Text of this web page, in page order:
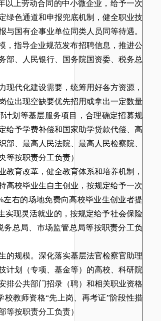
以上劳动合同的中小微企业，给予一次
绿色通道和申报兜底机制，健全职业技
国有企事业单位同类人员同等待遇。
，指导企业规范发布招聘信息，推进公
部、人民银行、国务院国资委、税务总
代化建设需要，统筹用好各方资源，
位出现空缺要优先招用或拿出一定数量
划等基层服务项目，合理确定招募规
给予学费补偿和国家助学贷款代偿、高
部、最高人民法院、最高人民检察院、
等按职责分工负责）
育改革，健全教育体系和培养机制，
高校毕业生自主创业，按规定给予一次
右的场地免费向高校毕业生创业者提
实现灵活就业的，按规定给予社会保险
务总局、市场监管总局等按职责分工负
的规模。深化落实基层法官检察官助理
计划（专项、基金等）的高校、科研院
排公共部门招录（聘）和相关职业资格
教师资格“先上岗、再考证”阶段性措
等按职责分工负责）